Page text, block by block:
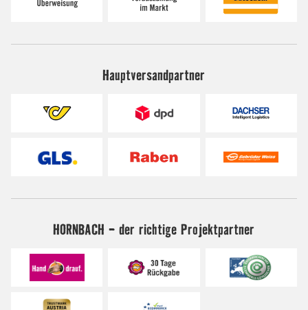
Hauptversandpartner
HORNBACH - der richtige Projektpartner